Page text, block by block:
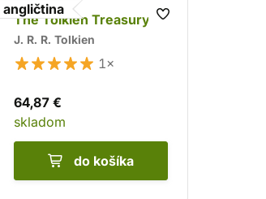
angličtina
The Tolkien Treasury
J. R. R. Tolkien
1×
64,87 €
skladom
do košíka